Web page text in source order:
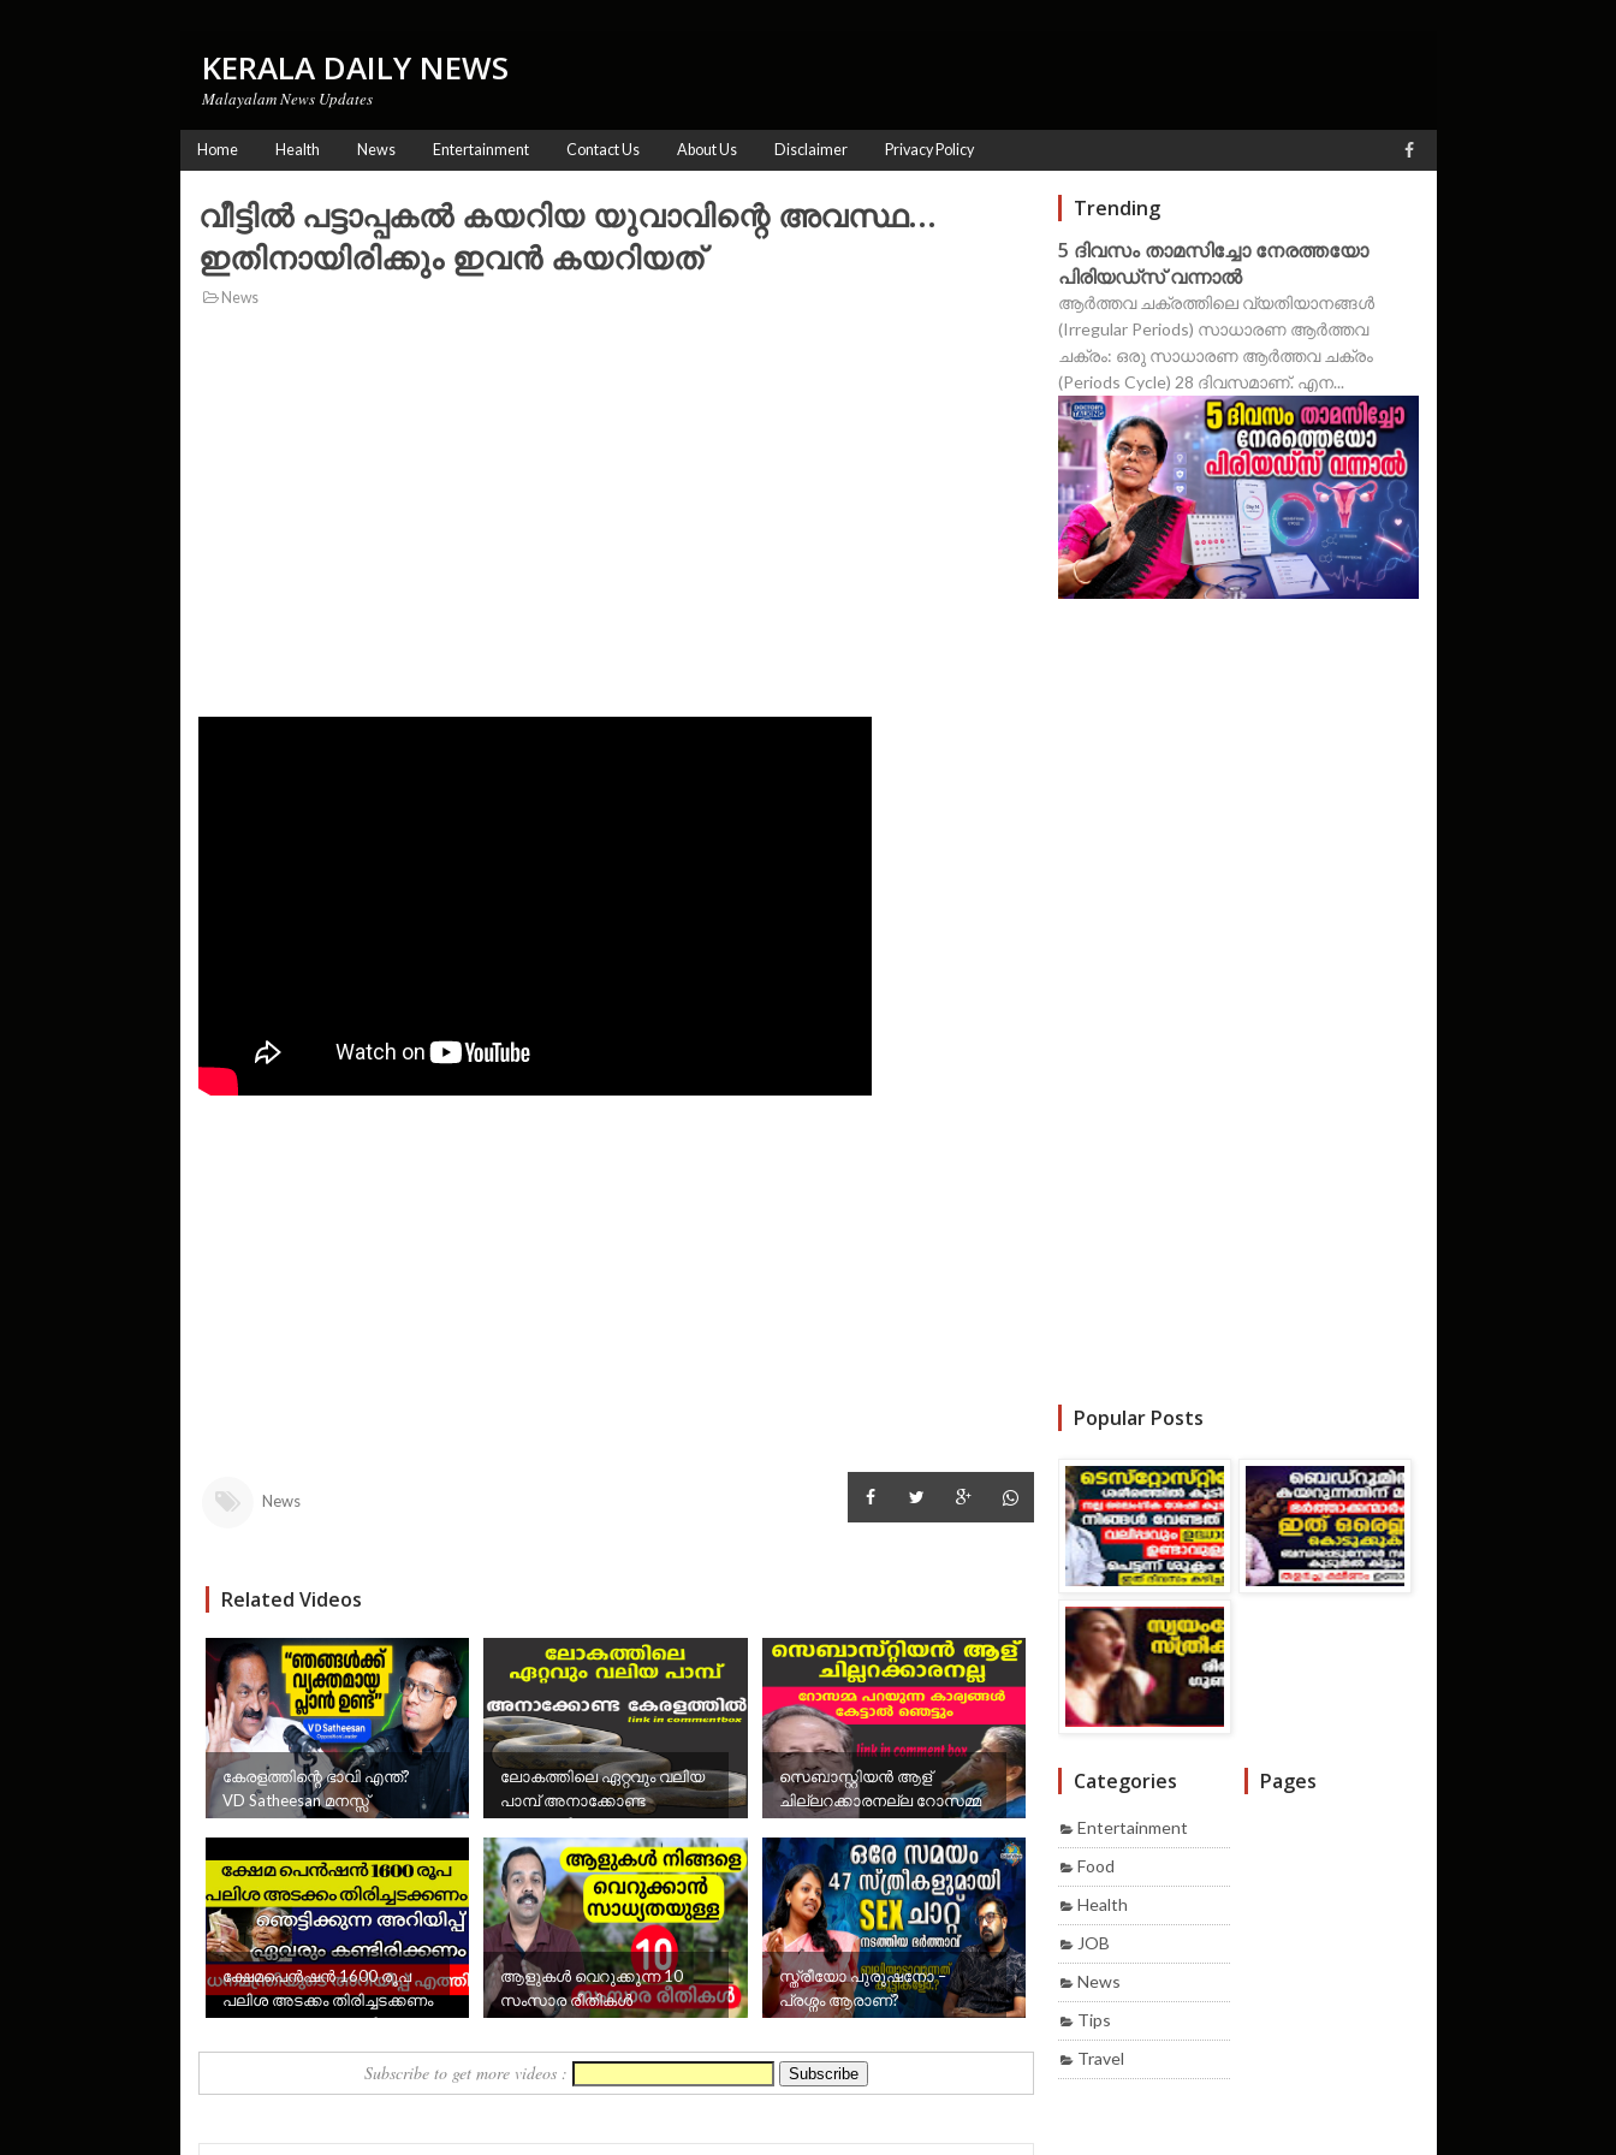
KERALA DAILY NEWS
Malayalam News Updates
Home Health News Entertainment Contact Us About Us Disclaimer Privacy Policy
വീട്ടിൽ പട്ടാപ്പകൽ കയറിയ യുവാവിന്റെ അവസ്ഥ...
ഇതിനായിരിക്കും ഇവൻ കയറിയത്
News
News
Related Videos
കേരളത്തിന്റെ ഭാവി എന്ത്?
VD Satheesan മനസ്സ്
തുറക്കുന്നു
ലോകത്തിലെ ഏറ്റവും വലിയ
പാമ്പ് അനാക്കോണ്ട
കേരളത്തിൽ
സെബാസ്റ്റിയൻ ആള്
ചില്ലറക്കാരനല്ല റോസമ്മ
പറയുന്ന കാര്യങ്ങൾ
കേട്ടാൽ ഞെട്ടും
ക്ഷേമപെൻഷൻ 1600 രൂപ
പലിശ അടക്കം തിരിച്ചടക്കണം
സംസ്ഥാന സർക്കാരിൻറെ
ഞെട്ടിക്കുന്ന ...
ആളുകൾ വെറുക്കുന്ന 10
സംസാര രീതികൾ
സ്ത്രീയോ പുരുഷനോ –
പ്രശ്നം ആരാണ്?
Subscribe to get more videos :
Trending
5 ദിവസം താമസിച്ചോ നേരത്തയോ
പിരിയഡ്‌സ് വന്നാൽ
ആർത്തവ ചക്രത്തിലെ വ്യതിയാനങ്ങൾ
(Irregular Periods) സാധാരണ ആർത്തവ
ചക്രം: ഒരു സാധാരണ ആർത്തവ ചക്രം
(Periods Cycle) 28 ദിവസമാണ്. എന...
Popular Posts
Categories
Entertainment
Food
Health
JOB
News
Tips
Travel
Pages